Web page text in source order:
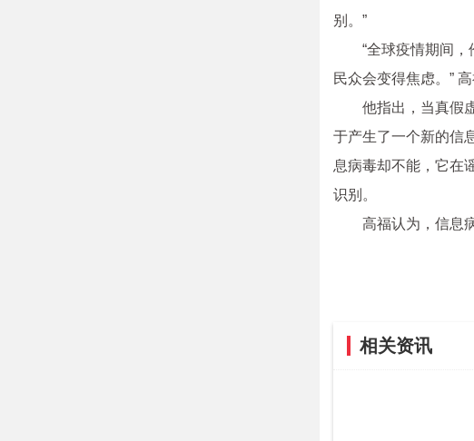
别。”
“全球疫情期间
民众会变得焦虑。” 高
他指出，当真假
于产生了一个新的信
息病毒却不能，它在
识别。
高福认为，信息
相关资讯